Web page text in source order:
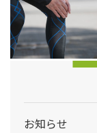
お知らせ